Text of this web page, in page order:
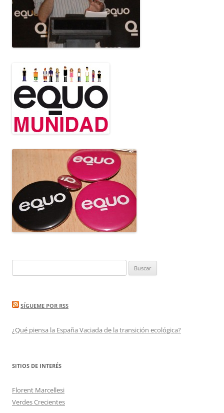
SÍGUEME POR RSS
¿Qué piensa la España Vaciada de la transición ecológica?
SITIOS DE INTERÉS
Florent Marcellesi
Verdes Crecientes